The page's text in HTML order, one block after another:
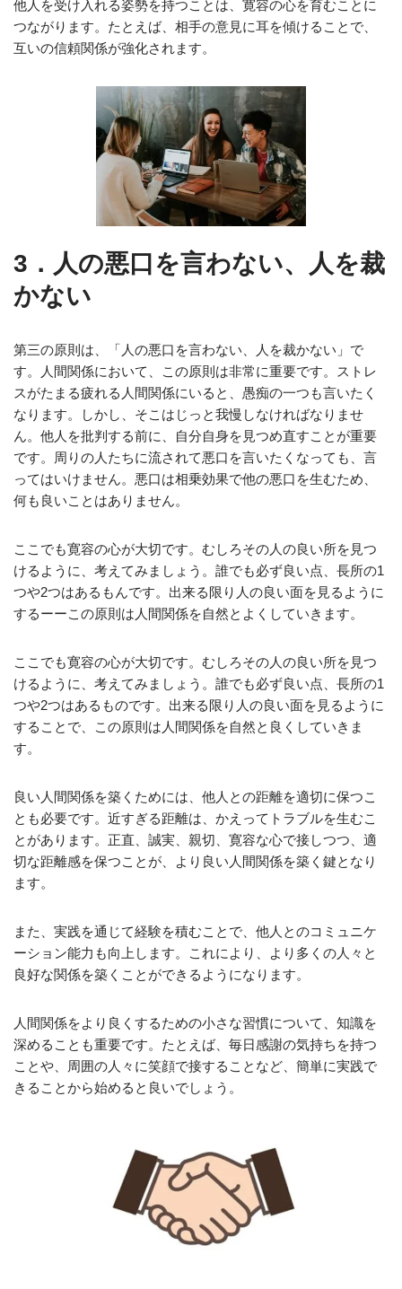
他人を受け入れる姿勢を持つことは、寛容の心を育むことに
つながります。たとえば、相手の意見に耳を傾けることで、
互いの信頼関係が強化されます。
3．人の悪口を言わない、人を裁
かない
第三の原則は、「人の悪口を言わない、人を裁かない」で
す。人間関係において、この原則は非常に重要です。ストレ
スがたまる疲れる人間関係にいると、愚痴の一つも言いたく
なります。しかし、そこはじっと我慢しなければなりませ
ん。他人を批判する前に、自分自身を見つめ直すことが重要
です。周りの人たちに流されて悪口を言いたくなっても、言
ってはいけません。悪口は相乗効果で他の悪口を生むため、
何も良いことはありません。
ここでも寛容の心が大切です。むしろその人の良い所を見つ
けるように、考えてみましょう。誰でも必ず良い点、長所の1
つや2つはあるもんです。出来る限り人の良い面を見るように
するーーこの原則は人間関係を自然とよくしていきます。
ここでも寛容の心が大切です。むしろその人の良い所を見つ
けるように、考えてみましょう。誰でも必ず良い点、長所の1
つや2つはあるものです。出来る限り人の良い面を見るように
することで、この原則は人間関係を自然と良くしていきま
す。
良い人間関係を築くためには、他人との距離を適切に保つこ
とも必要です。近すぎる距離は、かえってトラブルを生むこ
とがあります。正直、誠実、親切、寛容な心で接しつつ、適
切な距離感を保つことが、より良い人間関係を築く鍵となり
ます。
また、実践を通じて経験を積むことで、他人とのコミュニケ
ーション能力も向上します。これにより、より多くの人々と
良好な関係を築くことができるようになります。
人間関係をより良くするための小さな習慣について、知識を
深めることも重要です。たとえば、毎日感謝の気持ちを持つ
ことや、周囲の人々に笑顔で接することなど、簡単に実践で
きることから始めると良いでしょう。